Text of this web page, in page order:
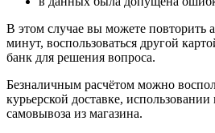
В этом случае вы можете повторить
минут, воспользоваться другой
банк для решения вопроса.
Безналичным расчётом можно
курьерской доставке, использовании
самовывоза из магазина.